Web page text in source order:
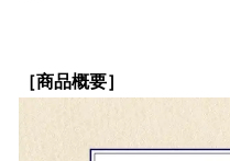
［商品概要］